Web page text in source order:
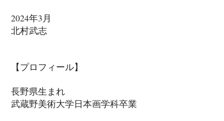
2024年3月
北村武志
【プロフィール】
長野県生まれ
武蔵野美術大学日本画学科卒業